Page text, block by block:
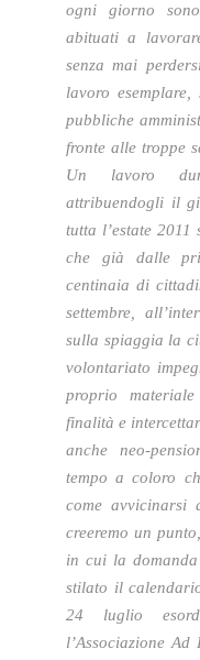
ogni giorno
abituati a
senza mai
lavoro
pubbliche
fronte alle troppe
Un lavoro
attribuendogli il
tutta l’estate 2011
che già dalle
centinaia di
settembre,
sulla spiaggia la
volontariato
proprio
finalità e
anche neo-
tempo a coloro
come avvicinarsi
creeremo un
in cui la
stilato il
24 luglio
l’Associazione